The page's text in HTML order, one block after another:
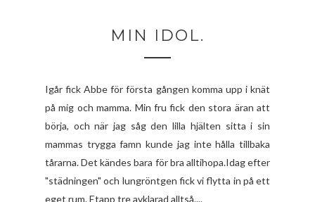
MIN IDOL.
Igår fick Abbe för första gången komma upp i knät
på mig och mamma. Min fru fick den stora äran att
börja, och när jag såg den lilla hjälten sitta i sin
mammas trygga famn kunde jag inte hålla tillbaka
tårarna. Det kändes bara för bra alltihopa.Idag efter
"städningen" och lungröntgen fick vi flytta in på ett
eget rum. Etapp tre avklarad alltså....